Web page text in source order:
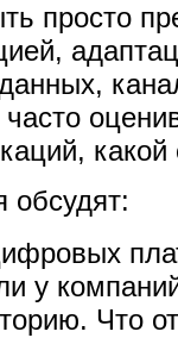
просто
какой
обсудят:
у
Что